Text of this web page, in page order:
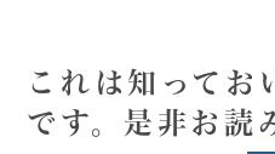
これは知ってお
です。是非お読